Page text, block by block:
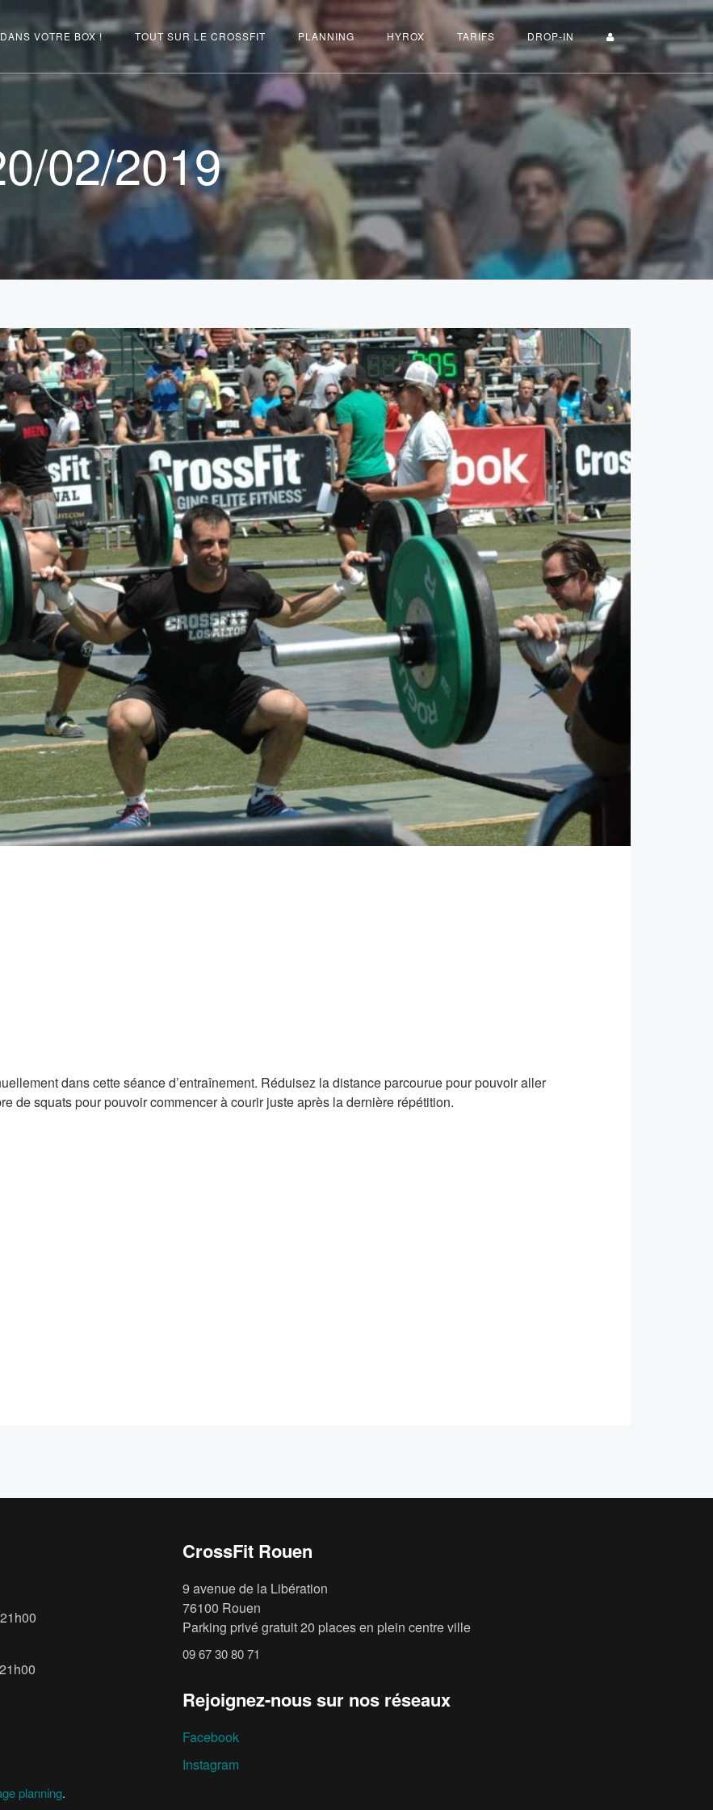
VOTRE BOX ! TOUT SUR LE CROSSFIT PLANNING HYROX TARIFS DROP-IN
02/2019
dans cette séance d’entraînement. Réduisez la distance parcourue pour pouvoir aller
de squats pour pouvoir commencer à courir juste après la dernière répétition.
planning.
CrossFit Rouen
9 avenue de la Libération
76100 Rouen
Parking privé gratuit 20 places en plein centre ville
09 67 30 80 71
Rejoignez-nous sur nos réseaux
Facebook
Instagram